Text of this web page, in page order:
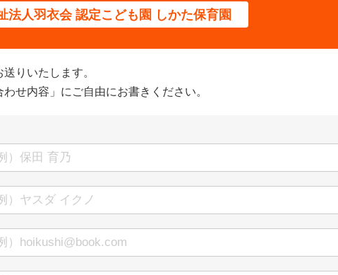
法人羽衣会 認定こども園 しかた保育園
りいたします。
せ内容」にご自由にお書きください。